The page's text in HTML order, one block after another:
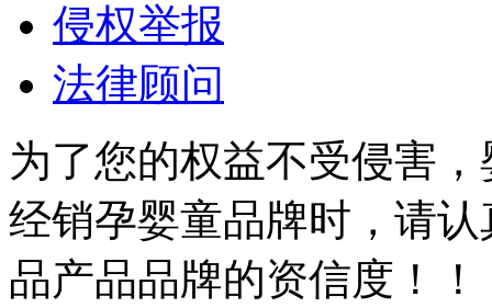
侵权举报
法律顾问
为了您的权益不受侵害
经销孕婴童品牌时，请
品产品品牌的资信度！！